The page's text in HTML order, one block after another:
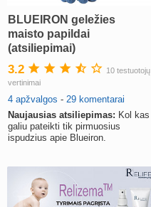
BLUEIRON geležies
maisto papildai
(atsiliepimai)
3.2
10 testuotojų
vertinimai
4 apžvalgos - 29 komentarai
Naujausias atsiliepimas: Kol kas
galiu pateikti tik pirmuosius
ispudzius apie Blueiron.